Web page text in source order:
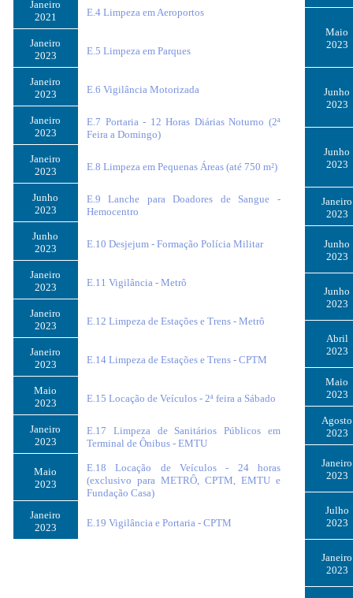
Janeiro
2021
E.4 Limpeza em Aeroportos
Janeiro
2023
E.5 Limpeza em Parques
Janeiro
2023
E.6 Vigilância Motorizada
Janeiro
2023
E.7 Portaria - 12 Horas Diárias Noturno (2ª
Feira a Domingo)
Janeiro
2023
E.8 Limpeza em Pequenas Áreas (até 750 m²)
Junho
2023
E.9 Lanche para Doadores de Sangue -
Hemocentro
Junho
2023
E.10 Desjejum - Formação Polícia Militar
Janeiro
2023
E.11 Vigilância - Metrô
Janeiro
2023
E.12 Limpeza de Estações e Trens - Metrô
Janeiro
2023
E.14 Limpeza de Estações e Trens - CPTM
Maio
2023
E.15 Locação de Veículos - 2ª feira a Sábado
Janeiro
2023
E.17 Limpeza de Sanitários Públicos em
Terminal de Ônibus - EMTU
Maio
2023
E.18 Locação de Veículos - 24 horas
(exclusivo para METRÔ, CPTM, EMTU e
Fundação Casa)
Janeiro
2023
E.19 Vigilância e Portaria - CPTM
Maio
2023
Junho
2023
Junho
2023
Janeiro
2023
Junho
2023
Junho
2023
Abril
2023
Maio
2023
Agosto
2023
Janeiro
2023
Julho
2023
Janeiro
2023